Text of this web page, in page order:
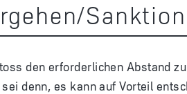
den erforderlichen Abstand
denn, es kann auf Vorteil